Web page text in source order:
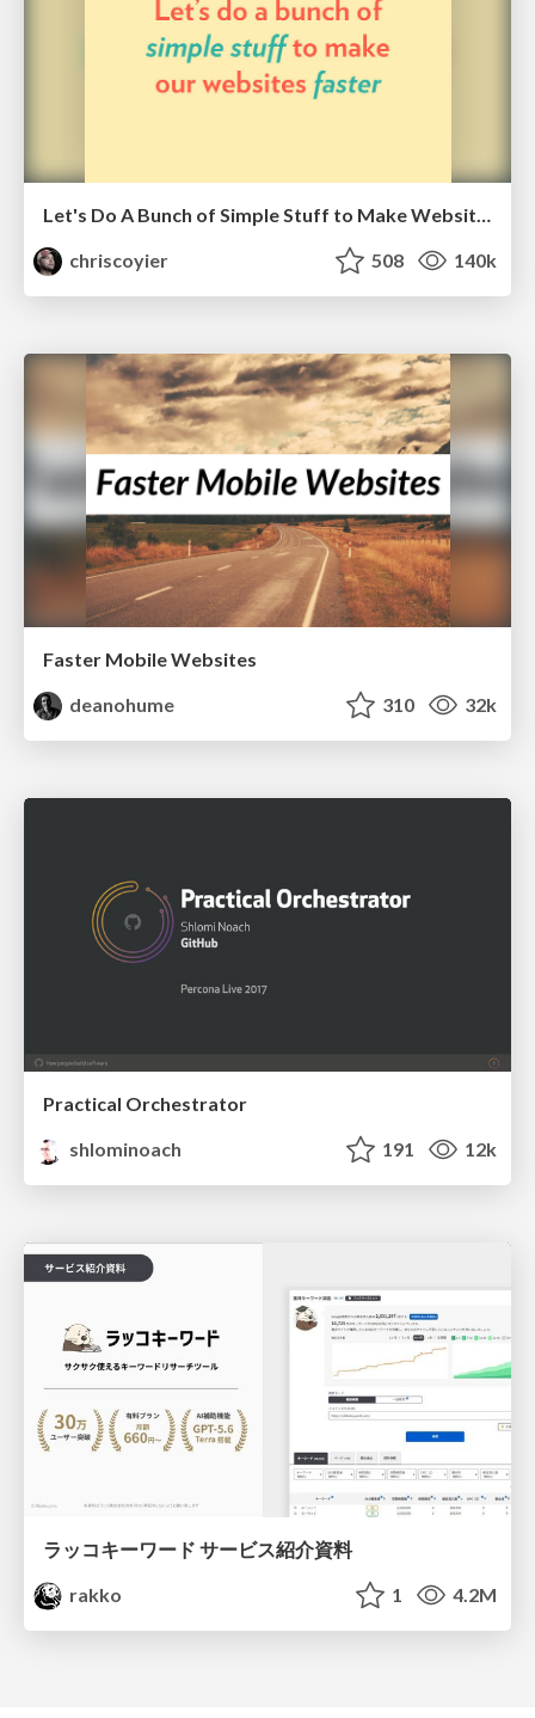
chriscoyier
508 140k
Faster Mobile Websites
deanohume
310 32k
Practical Orchestrator
shlominoach
191 12k
ラッコキーワード サービス紹介資料
rakko
1 4.2M